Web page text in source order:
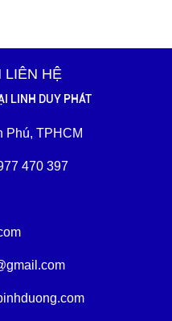
LIÊN HỆ
LINH DUY PHÁT
Phú, TPHCM
470 397